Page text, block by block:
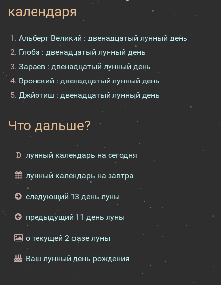
календаря
Альберт Великий : двенадцатый лунный день
Глоба : двенадцатый лунный день
Зараев : двенадцатый лунный день
Вронский : двенадцатый лунный день
Джйотиш : двенадцатый лунный день
Что дальше?
лунный календарь на сегодня
лунный календарь на завтра
следующий 13 день луны
предыдущий 11 день луны
о текущей 2 фазе луны
Ваш лунный день рождения